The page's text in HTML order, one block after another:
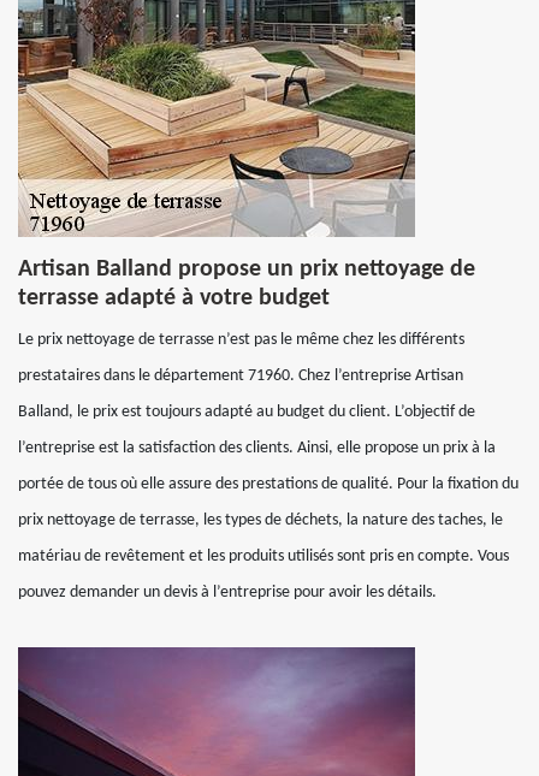
Artisan Balland propose un prix nettoyage de
terrasse adapté à votre budget
Le prix nettoyage de terrasse n’est pas le même chez les différents
prestataires dans le département 71960. Chez l’entreprise Artisan
Balland, le prix est toujours adapté au budget du client. L’objectif de
l’entreprise est la satisfaction des clients. Ainsi, elle propose un prix à la
portée de tous où elle assure des prestations de qualité. Pour la fixation du
prix nettoyage de terrasse, les types de déchets, la nature des taches, le
matériau de revêtement et les produits utilisés sont pris en compte. Vous
pouvez demander un devis à l’entreprise pour avoir les détails.